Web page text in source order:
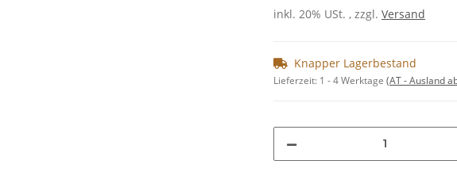
inkl. 20% USt. , zzgl. Versand
Knapper Lagerbestand
Lieferzeit: 1 - 4 Werktage (AT - Ausland